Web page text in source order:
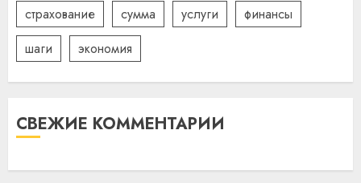
страхование
сумма услуги
финансы
шаги
экономия
СВЕЖИЕ КОММЕНТАРИИ